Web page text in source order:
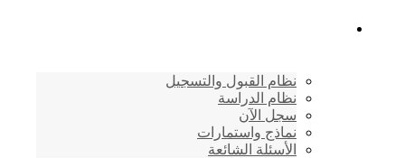
نظام القبول والتسجيل
نظام الدراسة
سجل الآن
نماذج واستمارات
الأسئلة الشائعة